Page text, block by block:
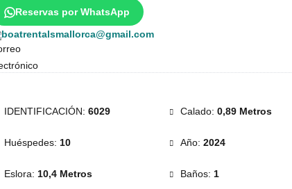
Reservas por WhatsApp
boatrentalsmallorca@gmail.com
IDENTIFICACIÓN: 6029
Huéspedes: 10
Eslora: 10,4 Metros
Calado: 0,89 Metros
Año: 2024
Baños: 1